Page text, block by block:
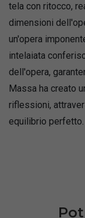
tela con ritocco,
dimensioni
un'opera
intelaiata
dell'opera,
Massa ha creato
riflessioni,
equilibrio perfetto.